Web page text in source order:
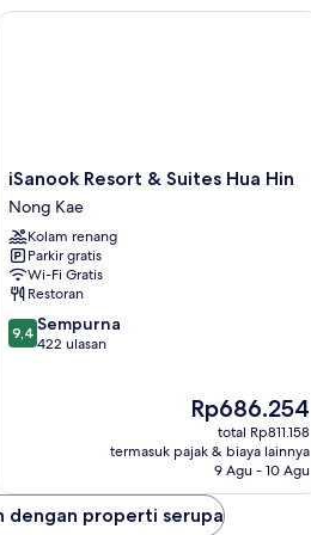
iSanook
Resort
&
Suites
Hua
Hin
Nong
Kae
iSanook Resort & Suites Hua Hin
Nong Kae
Kolam renang
Parkir gratis
Wi-Fi Gratis
Restoran
9.4
dari
9,4 Sempurna
422 ulasan
Harga
sekarang
Rp686.254
Rp686.254
total Rp811.158
termasuk pajak & biaya lainnya
9 Agu - 10 Agu
Resort & Suites Hua Hin
dengan properti serupa